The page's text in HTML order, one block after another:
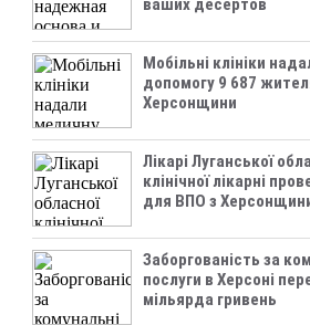
ваших десертов
Мобільні клініки
допомогу 9 687
Херсонщини
Лікарі Луганської
клінічної лікарні
для ВПО з
Заборгованість за
послуги в Херсоні
мільярда гривень